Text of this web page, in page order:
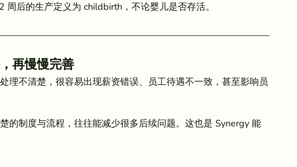
周后的生产定义为 childbirth，不论婴儿是否存活。
再慢慢完善
理不清楚，很容易出现薪资错误、员工待遇不一致，甚至影响员
的制度与流程，往往能减少很多后续问题。这也是 Synergy 能